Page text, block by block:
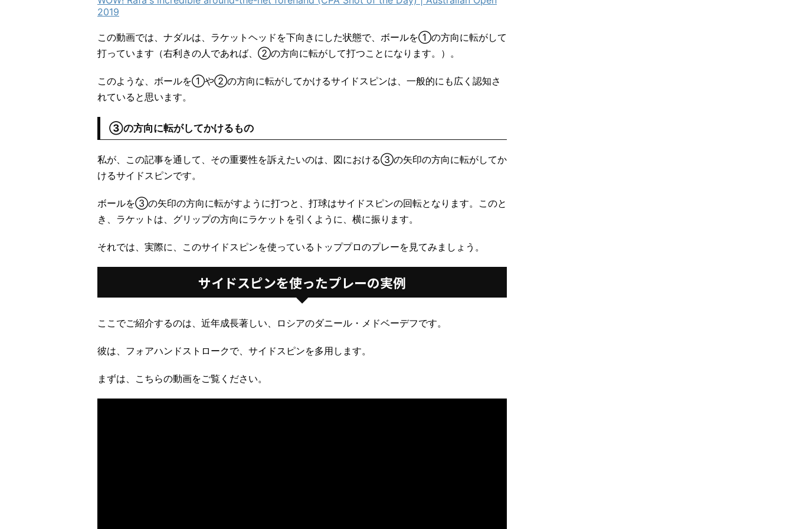
2019
この動画では、ナダルは、ラケットヘッドを下向きにした状態で、ボールを①の方向に転がして
打っています（右利きの人であれば、②の方向に転がして打つことになります。）。
このような、ボールを①や②の方向に転がしてかけるサイドスピンは、一般的にも広く認知さ
れていると思います。
③の方向に転がしてかけるもの
私が、この記事を通して、その重要性を訴えたいのは、図における③の矢印の方向に転がしてか
けるサイドスピンです。
ボールを③の矢印の方向に転がすように打つと、打球はサイドスピンの回転となります。このと
き、ラケットは、グリップの方向にラケットを引くように、横に振ります。
それでは、実際に、このサイドスピンを使っているトッププロのプレーを見てみましょう。
サイドスピンを使ったプレーの実例
ここでご紹介するのは、近年成長著しい、ロシアのダニール・メドベーデフです。
彼は、フォアハンドストロークで、サイドスピンを多用します。
まずは、こちらの動画をご覧ください。